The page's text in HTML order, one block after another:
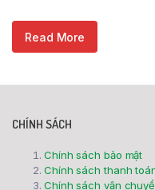
Read More
CHÍNH SÁCH
Chính sách bảo mật
Chính sách thanh
Chính sách vận